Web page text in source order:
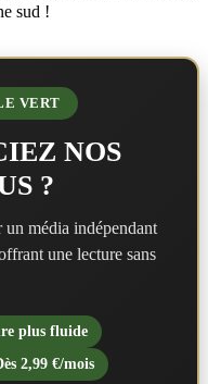
sud !
VERT
NOS
?
un média indépendant
une lecture sans
plus fluide
2,99 €/mois